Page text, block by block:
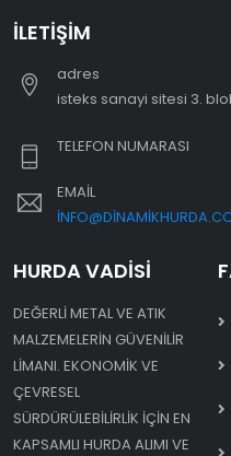
İLETIŞIM
adres
i̇steks sanayi sitesi 3.
TELEFON NUMARASI
EMAIL
HURDA VADISI
DEĞERLI METAL VE ATIK
MALZEMELERIN GÜVENILIR
LIMANI. EKONOMIK VE
ÇEVRESEL
SÜRDÜRÜLEBILIRLIK IÇIN EN
KAPSAMLI HURDA ALIMI VE